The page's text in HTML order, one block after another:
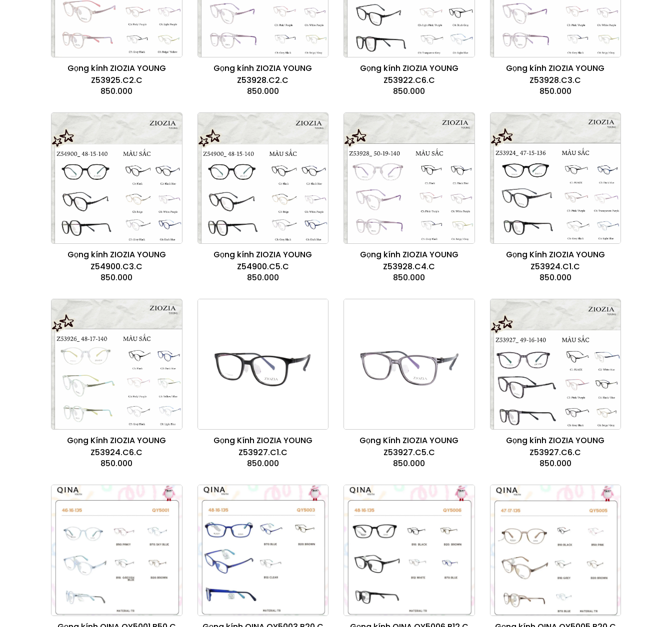
Gọng kính ZIOZIA YOUNG
Z53925.C2.C
850.000
Gọng kính ZIOZIA YOUNG
Z53928.C2.C
850.000
Gọng kính ZIOZIA YOUNG
Z53922.C6.C
850.000
Gọng kính ZIOZIA YOUNG
Z53928.C3.C
850.000
Gọng kính ZIOZIA YOUNG
Z54900.C3.C
850.000
Gọng kính ZIOZIA YOUNG
Z54900.C5.C
850.000
Gọng kính ZIOZIA YOUNG
Z53928.C4.C
850.000
Gọng Kính ZIOZIA YOUNG
Z53924.C1.C
850.000
Gọng Kính ZIOZIA YOUNG
Z53924.C6.C
850.000
Gọng Kính ZIOZIA YOUNG
Z53927.C1.C
850.000
Gọng Kính ZIOZIA YOUNG
Z53927.C5.C
850.000
Gọng kính ZIOZIA YOUNG
Z53927.C6.C
850.000